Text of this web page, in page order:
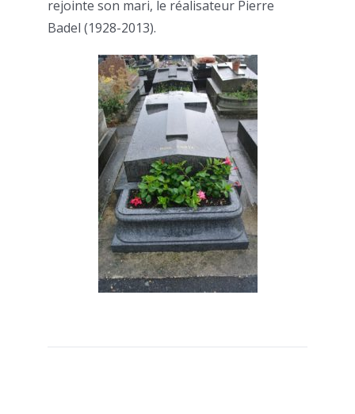
rejointe son mari, le réalisateur Pierre
Badel (1928-2013).